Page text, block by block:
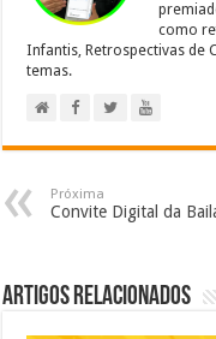
como
Infantis, Retrospectivas de
temas.
Próxima
Convite Digital da
Artigos relacionados